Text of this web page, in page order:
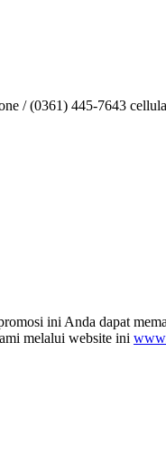
/ (0361) 445-7643
ini Anda dapat
melalui website ini